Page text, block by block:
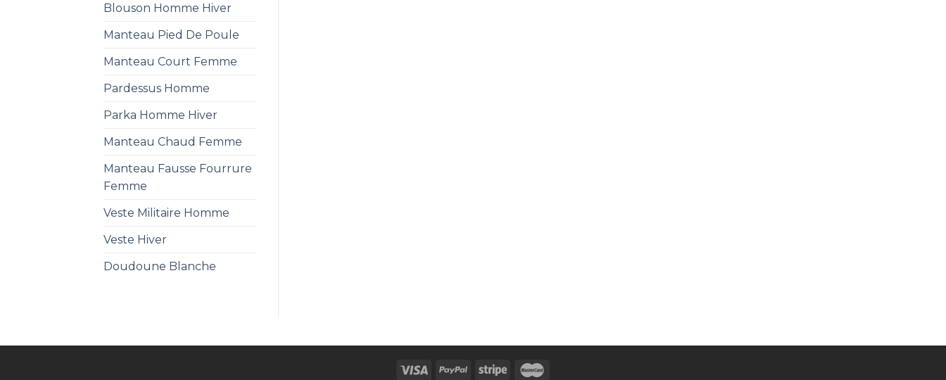
Blouson Homme Hiver
Manteau Pied De Poule
Manteau Court Femme
Pardessus Homme
Parka Homme Hiver
Manteau Chaud Femme
Manteau Fausse Fourrure
Femme
Veste Militaire Homme
Veste Hiver
Doudoune Blanche